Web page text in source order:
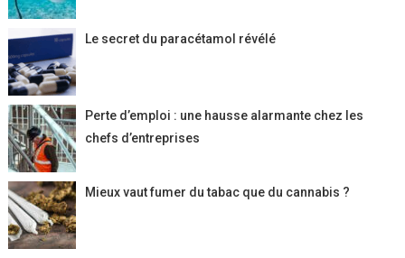
Le secret du paracétamol révélé
Perte d’emploi : une hausse alarmante chez les
chefs d’entreprises
Mieux vaut fumer du tabac que du cannabis ?